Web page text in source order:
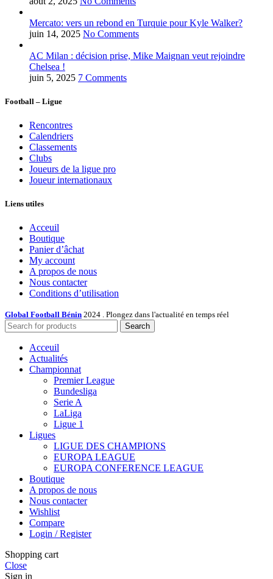
Mercato: vers un rebond en Turquie pour Kyle Walker?
juin 14, 2025 No Comments
AC Milan : décision prise, Mike Maignan veut rejoindre
Chelsea !
juin 5, 2025 7 Comments
Football – Ligue
Rencontres
Calendriers
Classements
Clubs
Joueurs de la ligue pro
Joueur internationaux
Liens utiles
Acceuil
Boutique
Panier d’âchat
My account
A propos de nous
Nous contacter
Conditions d’utilisation
Global Football Bénin 2024 . Plongez dans l'actualité en temps réel
Search
Acceuil
Actualités
Championnat
Premier League
Bundesliga
Serie A
LaLiga
Ligue 1
Ligues
LIGUE DES CHAMPIONS
EUROPA LEAGUE
EUROPA CONFERENCE LEAGUE
Boutique
A propos de nous
Nous contacter
Wishlist
Compare
Login / Register
Shopping cart
Close
Sign in